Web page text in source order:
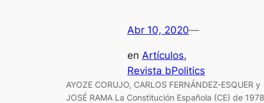
Abr 10, 2020—
en Artículos
Revista bPolitics
AYOZE CORUJO, CARLOS FERNÁNDEZ-ESQUER y
JOSÉ RAMA La Constitución Española (CE) de 1978